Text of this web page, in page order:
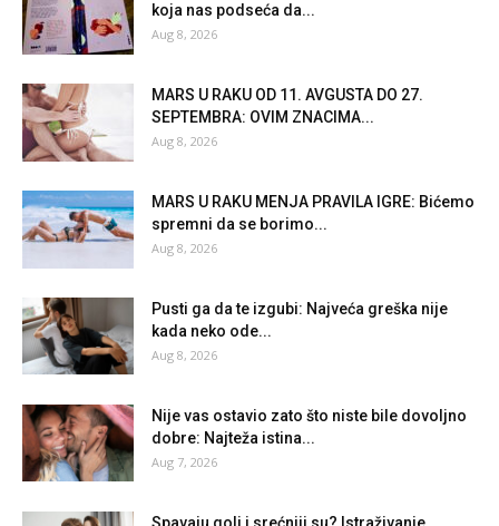
koja nas podseća da...
Aug 8, 2026
MARS U RAKU OD 11. AVGUSTA DO 27.
SEPTEMBRA: OVIM ZNACIMA...
Aug 8, 2026
MARS U RAKU MENJA PRAVILA IGRE: Bićemo
spremni da se borimo...
Aug 8, 2026
Pusti ga da te izgubi: Najveća greška nije
kada neko ode...
Aug 8, 2026
Nije vas ostavio zato što niste bile dovoljno
dobre: Najteža istina...
Aug 7, 2026